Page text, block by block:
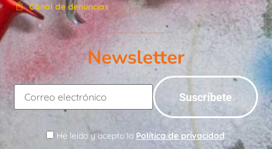
Canal de denuncias
Newsletter
He leído y acepto la Política de privacidad.